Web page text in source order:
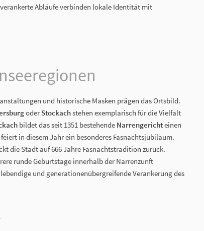
Abläufe verbinden lokale Identität mit
und historische Masken prägen das Ortsbild.
oderStockachstehen exemplarisch für die Vielfalt
bildet das seit 1351 bestehende Narrengerichteinen
feiert in diesem Jahr ein besonderes Fasnachtsjubiläum.
die Stadt auf 666 Jahre Fasnachtstradition zurück.
runde Geburtstage innerhalb der Narrenzunft
und generationenübergreifende Verankerung des